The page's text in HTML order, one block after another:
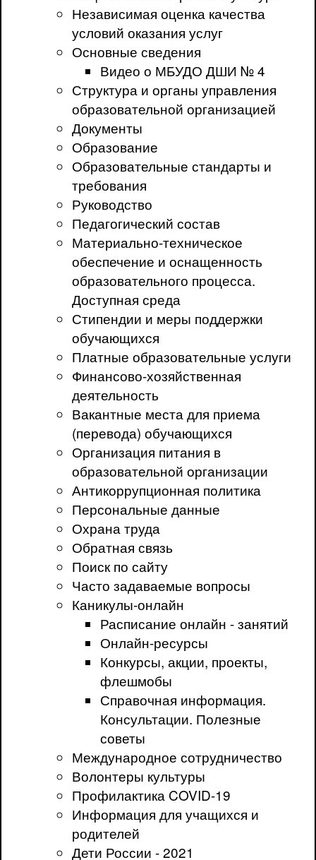
Независимая оценка качества
условий оказания услуг
Основные сведения
Видео о МБУДО ДШИ № 4
Структура и органы управления
образовательной организацией
Документы
Образование
Образовательные стандарты и
требования
Руководство
Педагогический состав
Материально-техническое
обеспечение и оснащенность
образовательного процесса.
Доступная среда
Стипендии и меры поддержки
обучающихся
Платные образовательные услуги
Финансово-хозяйственная
деятельность
Вакантные места для приема
(перевода) обучающихся
Организация питания в
образовательной организации
Антикоррупционная политика
Персональные данные
Охрана труда
Обратная связь
Поиск по сайту
Часто задаваемые вопросы
Каникулы-онлайн
Расписание онлайн - занятий
Онлайн-ресурсы
Конкурсы, акции, проекты,
флешмобы
Справочная информация.
Консультации. Полезные
советы
Международное сотрудничество
Волонтеры культуры
Профилактика COVID-19
Информация для учащихся и
родителей
Дети России - 2021